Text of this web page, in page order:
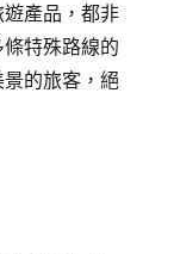
產品，都非
特殊路線的
的旅客，絕